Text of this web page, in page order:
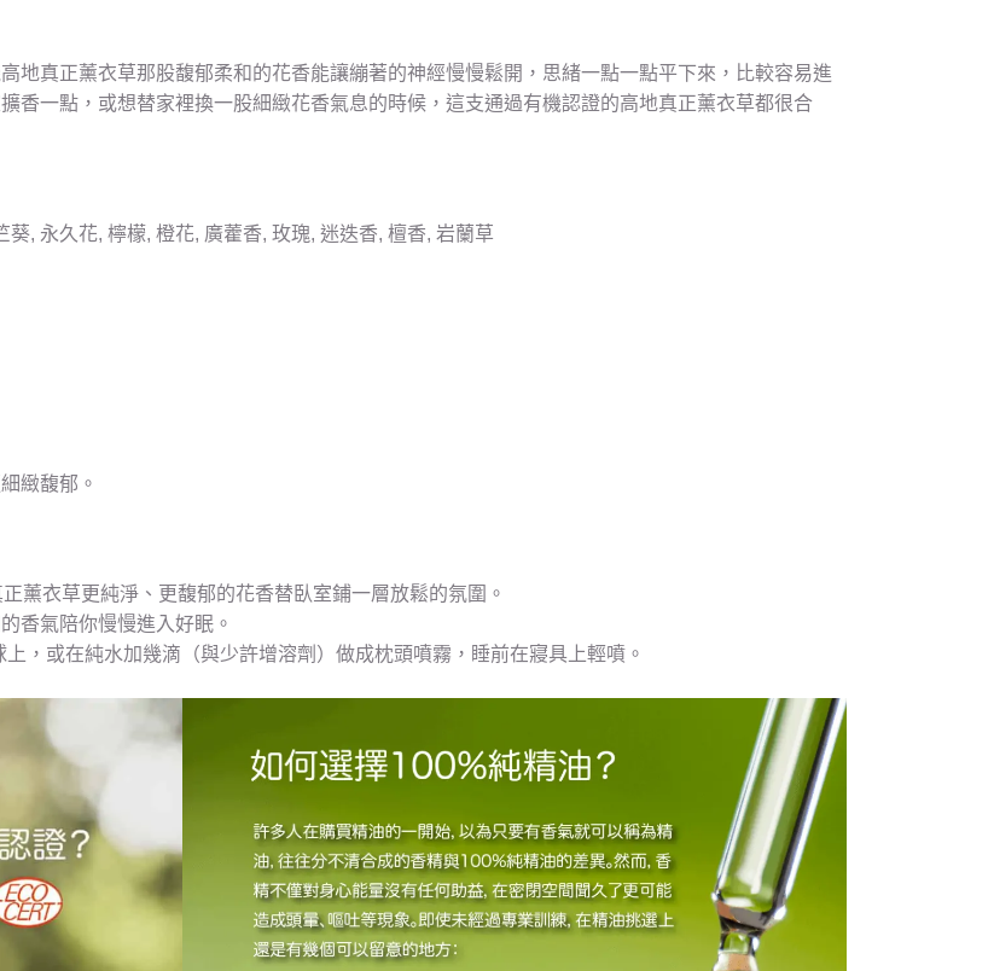
地真正薰衣草那股馥郁柔和的花香能讓繃著的神經慢慢鬆開，思緒一點一點平下來，比較容易進
香一點，或想替家裡換一股細緻花香氣息的時候，這支通過有機認證的高地真正薰衣草都很合
, 永久花, 檸檬, 橙花, 廣藿香, 玫瑰, 迷迭香, 檀香, 岩蘭草
緻馥郁。
薰衣草更純淨、更馥郁的花香替臥室鋪一層放鬆的氛圍。
香氣陪你慢慢進入好眠。
，或在純水加幾滴（與少許增溶劑）做成枕頭噴霧，睡前在寢具上輕噴。